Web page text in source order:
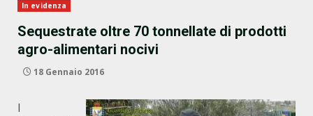
In evidenza
Sequestrate oltre 70 tonnellate di prodotti
agro-alimentari nocivi
18 Gennaio 2016
I